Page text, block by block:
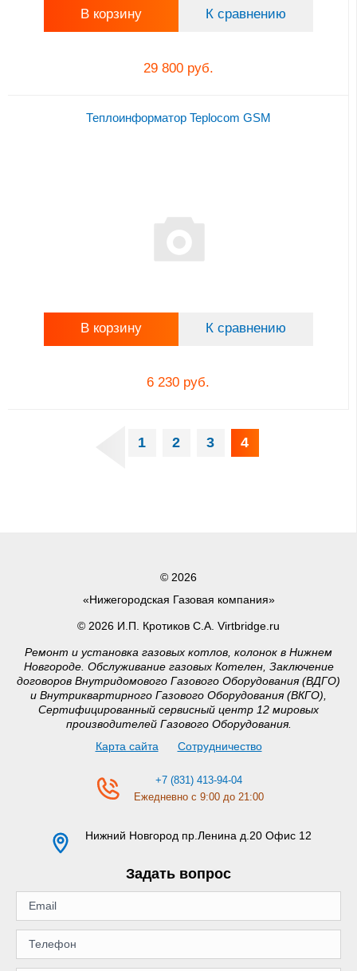
В корзину К сравнению
29 800 руб.
Теплоинформатор Teplocom GSM
В корзину К сравнению
6 230 руб.
1 2 3 4
© 2026
«Нижегородская Газовая компания»
© 2026 И.П. Кротиков С.А. Virtbridge.ru
Ремонт и установка газовых котлов, колонок в Нижнем
Новгороде. Обслуживание газовых Котелен, Заключение
договоров Внутридомового Газового Оборудования (ВДГО)
и Внутриквартирного Газового Оборудования (ВКГО),
Сертифицированный сервисный центр 12 мировых
производителей Газового Оборудования.
Карта сайта
Сотрудничество
+7 (831) 413-94-04
Ежедневно с 9:00 до 21:00
Нижний Новгород пр.Ленина д.20 Офис 12
Задать вопрос